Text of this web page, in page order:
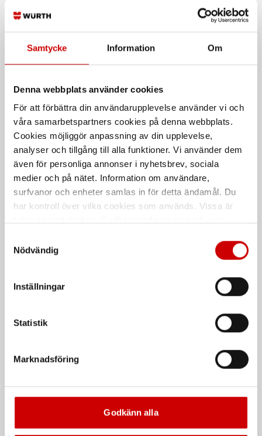
Samtycke Information Om
Denna webbplats använder cookies
För att förbättra din användarupplevelse använder vi och
våra samarbetspartners cookies på denna webbplats.
Cookies möjliggör anpassning av din upplevelse,
analyser och tillgång till alla funktioner. Vi använder dem
även för personliga annonser i nyhetsbrev, sociala
medier och på nätet. Information om användare,
surfvanor och enheter samlas in för detta ändamål. Du
har kontroll över vilka cookies som används. Vissa är
länder utanför EU med olika dataskyddsnormer. Genom
att godkänna samtycker du till sådana överföringar. Läs
Nödvändig
Inställningar
Statistik
Marknadsföring
Godkänn alla
Vattendunk 25L
Vattendunk 25L
Plastkannor
Med mätskala
Bränsledunk Rapidon 6 l
Kraftig behållare för 6 liter
Bränsledunk svart 5 L
HDPE - High density polyethylene
De som köpte, köpte även
Pumpsprayflaska 1 L
kemisk beständighet.
Krympslang i box
Kampanj